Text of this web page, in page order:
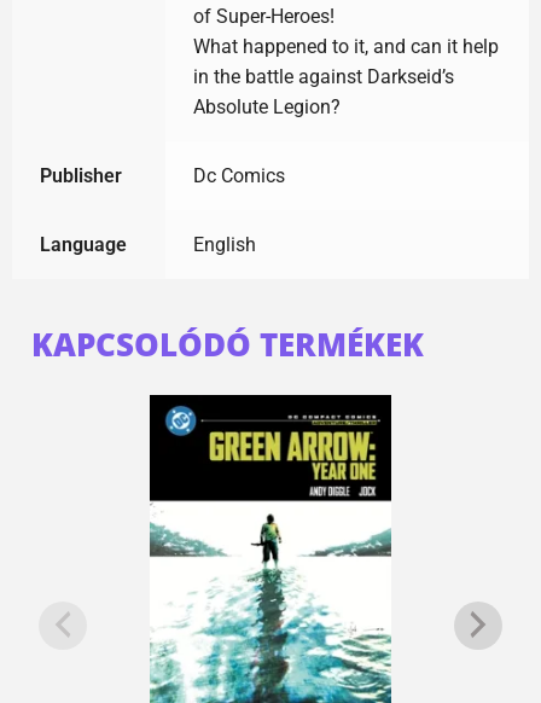
of Super-Heroes!
What happened to it, and can it help
in the battle against Darkseid’s
Absolute Legion?
Publisher Dc Comics
Language English
KAPCSOLÓDÓ TERMÉKEK